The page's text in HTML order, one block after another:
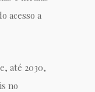
acesso a
até 2030,
no